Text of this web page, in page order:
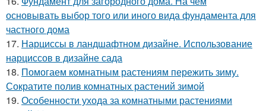
основывать выбор того или иного вида фундамента для
частного дома
17. Нарциссы в ландшафтном дизайне. Использование
нарциссов в дизайне сада
18. Помогаем комнатным растениям пережить зиму.
Сократите полив комнатных растений зимой
19. Особенности ухода за комнатными растениями